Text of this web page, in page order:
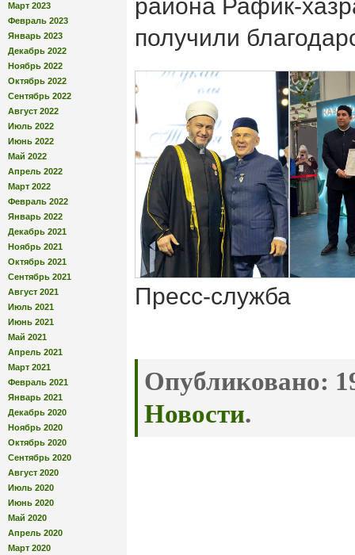
Март 2023
Февраль 2023
Январь 2023
Декабрь 2022
Ноябрь 2022
Октябрь 2022
Сентябрь 2022
Август 2022
Июль 2022
Июнь 2022
Май 2022
Апрель 2022
Март 2022
Февраль 2022
Январь 2022
Декабрь 2021
Ноябрь 2021
Октябрь 2021
Сентябрь 2021
Август 2021
Июль 2021
Июнь 2021
Май 2021
Апрель 2021
Март 2021
Февраль 2021
Январь 2021
Декабрь 2020
Ноябрь 2020
Октябрь 2020
Сентябрь 2020
Август 2020
Июль 2020
Июнь 2020
Май 2020
Апрель 2020
Март 2020
района Рафик-
получили
Пресс-служба
Опубликовано:
Новости.